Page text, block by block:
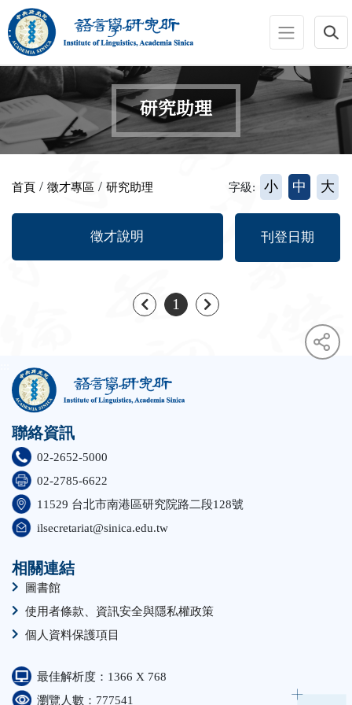
跳到主要內容區塊
:::
研究助理
首頁 / 徵才專區 / 研究助理 字級: 小 中 大
徵才說明 刊登日期
上一頁
1 下一頁
聯絡資訊
02-2652-5000
02-2785-6622
11529 台北市南港區研究院路二段128號
ilsecretariat@sinica.edu.tw
相關連結
圖書館
使用者條款、資訊安全與隱私權政策
個人資料保護項目
最佳解析度：1366 X 768
瀏覽人數：777541